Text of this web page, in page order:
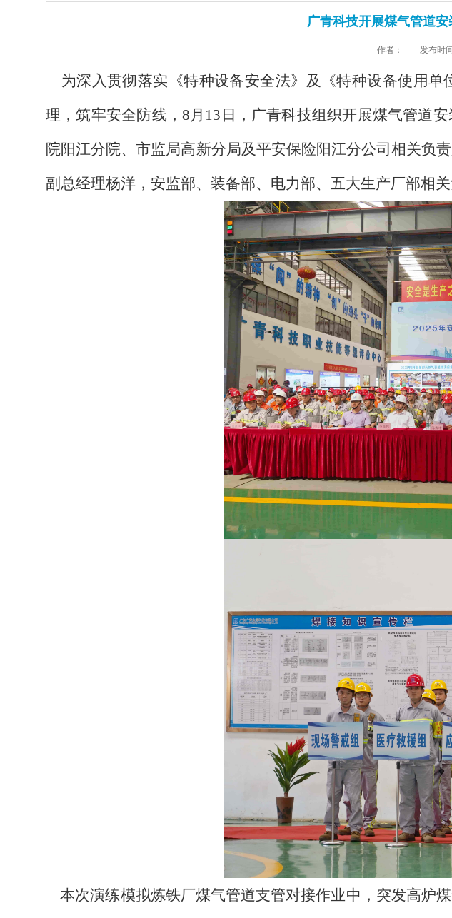
广青科技开展煤气管道
作者： 发布时
为深入贯彻落实《特种设备安全法》及《特种设备使用单
理，筑牢安全防线， 8月13日，广青科技组织开展煤气管道
院阳江分院、市监局高新分局及平安保险阳江分公司相关负
副总经理杨洋，安监部、装备部、电力部、五大生产厂部相
本次演练模拟炼铁厂煤气管道支管对接作业中，突发高炉